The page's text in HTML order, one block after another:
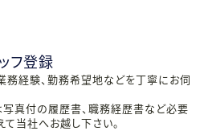
フ登録
務経験、勤務希望地などを丁寧にお伺
写真付の履歴書、職務経歴書など必要
当社へお越し下さい。